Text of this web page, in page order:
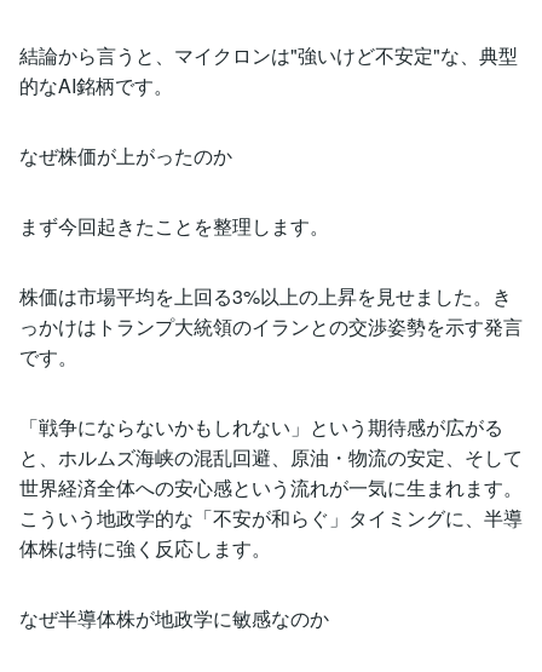
結論から言うと、マイクロンは"強いけど不安定"な、典型
的なAI銘柄です。
なぜ株価が上がったのか
まず今回起きたことを整理します。
株価は市場平均を上回る3%以上の上昇を見せました。き
っかけはトランプ大統領のイランとの交渉姿勢を示す発言
です。
「戦争にならないかもしれない」という期待感が広がる
と、ホルムズ海峡の混乱回避、原油・物流の安定、そして
世界経済全体への安心感という流れが一気に生まれます。
こういう地政学的な「不安が和らぐ」タイミングに、半導
体株は特に強く反応します。
なぜ半導体株が地政学に敏感なのか